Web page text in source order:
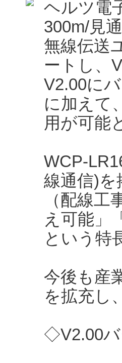
ヘルツ電
300m/見
無線伝送
ートし、
V2.00に
に加えて
用が可能
WCP-
線通信)を
（配線
え可能」
という特
今後も産
を拡充し
◇V2.00バ